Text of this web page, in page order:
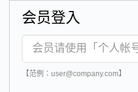
会员登入
【范例：user@company.com】